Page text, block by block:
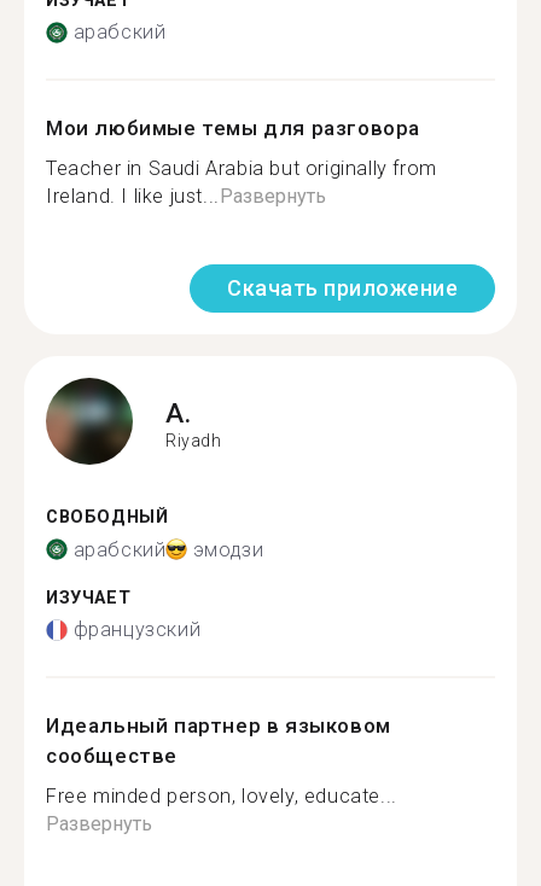
арабский
Мои любимые темы для разговора
Teacher in Saudi Arabia but originally from
Ireland. I like just...Развернуть
Скачать приложение
A.
Riyadh
СВОБОДНЫЙ
арабский эмодзи
ИЗУЧАЕТ
французский
Идеальный партнер в языковом
сообществе
Free minded person, lovely, educate...
Развернуть